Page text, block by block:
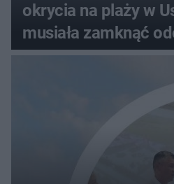
okrycia na plaży w
musiała zamknąć